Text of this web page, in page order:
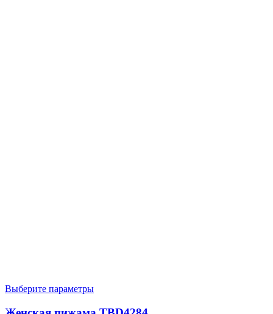
Выберите параметры